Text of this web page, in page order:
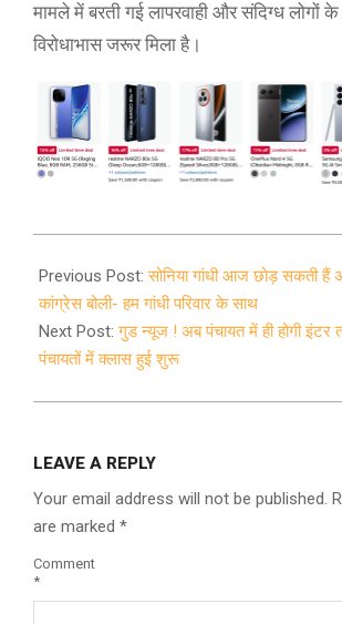
मामले में बरती गई लापरवाही और संदिग्ध लोगों
विरोधाभास जरूर मिला है।
08-
24
Previous Post:सोनिया गांधी आज छोड़ सकती हैं
कांग्रेस बोली- हम गांधी परिवार के साथ
Next Post:गुड न्यूज ! अब पंचायत में ही होगी इंटर
पंचायतों में क्लास हुई शुरू
LEAVE A REPLY
Your email address will not be published.
are marked *
Comment
*